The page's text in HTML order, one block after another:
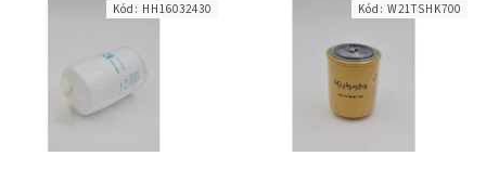
Kód: HH16032430 Kód: W21TSHK700